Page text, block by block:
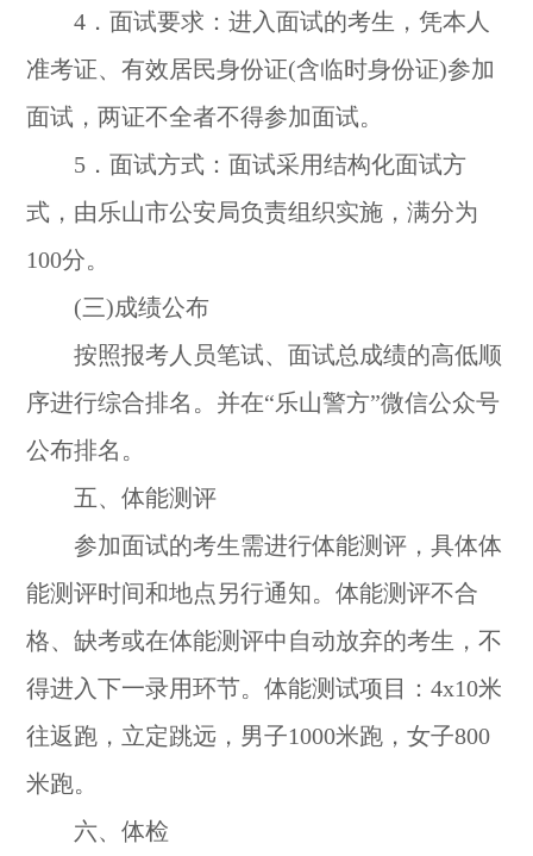
4．面试要求：进入面试的考生，凭本人
准考证、有效居民身份证(含临时身份证)参加
面试，两证不全者不得参加面试。
5．面试方式：面试采用结构化面试方
式，由乐山市公安局负责组织实施，满分为
100分。
(三)成绩公布
按照报考人员笔试、面试总成绩的高低顺
序进行综合排名。并在“乐山警方”微信公众号
公布排名。
五、体能测评
参加面试的考生需进行体能测评，具体体
能测评时间和地点另行通知。体能测评不合
格、缺考或在体能测评中自动放弃的考生，不
得进入下一录用环节。体能测试项目：4x10米
往返跑，立定跳远，男子1000米跑，女子800
米跑。
六、体检